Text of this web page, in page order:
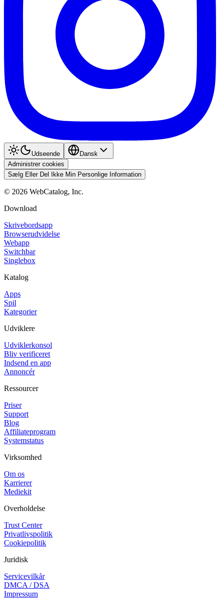
Udseende
Dansk
Administrer cookies
Sælg Eller Del Ikke Min Personlige Information
© 2026 WebCatalog, Inc.
Download
Skrivebordsapp
Browserudvidelse
Webapp
Switchbar
Singlebox
Katalog
Apps
Spil
Kategorier
Udviklere
Udviklerkonsol
Bliv verificeret
Indsend en app
Annoncér
Ressourcer
Priser
Support
Blog
Affiliateprogram
Systemstatus
Virksomhed
Om os
Karrierer
Mediekit
Overholdelse
Trust Center
Privatlivspolitik
Cookiepolitik
Juridisk
Servicevilkår
DMCA / DSA
Impressum